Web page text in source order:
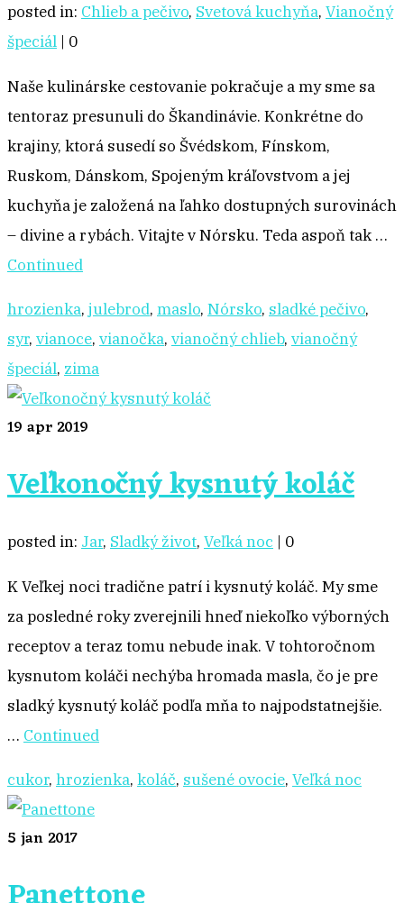
posted in: Chlieb a pečivo, Svetová kuchyňa, Vianočný
špeciál | 0
Naše kulinárske cestovanie pokračuje a my sme sa
tentoraz presunuli do Škandinávie. Konkrétne do
krajiny, ktorá susedí so Švédskom, Fínskom,
Ruskom, Dánskom, Spojeným kráľovstvom a jej
kuchyňa je založená na ľahko dostupných surovinách
– divine a rybách. Vitajte v Nórsku. Teda aspoň tak …
Continued
hrozienka, julebrod, maslo, Nórsko, sladké pečivo,
syr, vianoce, vianočka, vianočný chlieb, vianočný
špeciál, zima
19 apr 2019
Veľkonočný kysnutý koláč
posted in: Jar, Sladký život, Veľká noc | 0
K Veľkej noci tradične patrí i kysnutý koláč. My sme
za posledné roky zverejnili hneď niekoľko výborných
receptov a teraz tomu nebude inak. V tohtoročnom
kysnutom koláči nechýba hromada masla, čo je pre
sladký kysnutý koláč podľa mňa to najpodstatnejšie.
… Continued
cukor, hrozienka, koláč, sušené ovocie, Veľká noc
5 jan 2017